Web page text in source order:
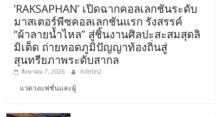
‘RAKSAPHAN’ เปิดฉากคอลเลกชันระดับ
มาสเตอร์พีซคอลเลกชันแรก รังสรรค์
“ผ้าลายน้ำไหล” สู่ชิ้นงานศิลปะสะสมสุดลิ
มิเต็ด ถ่ายทอดภูมิปัญญาท้องถิ่นสู่
สุนทรียภาพระดับสากล
สิงหาคม 7, 2026 Admin2
แวดวงแฟชั่นและผู้